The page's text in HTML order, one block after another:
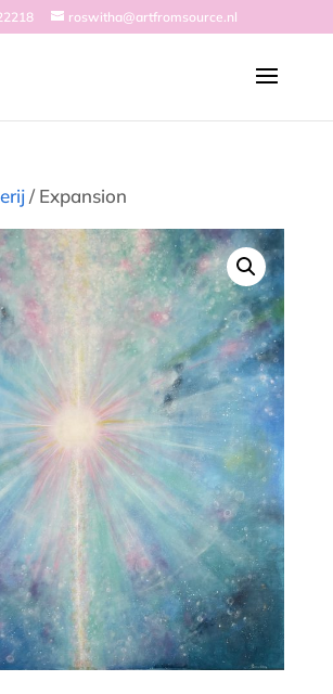
roswitha@artfromsource.nl
/ Expansion